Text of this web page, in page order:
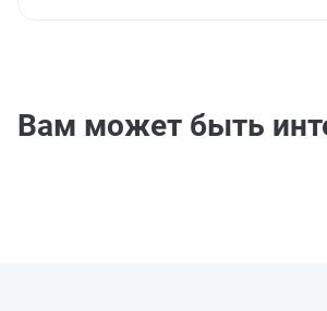
Вам может быть